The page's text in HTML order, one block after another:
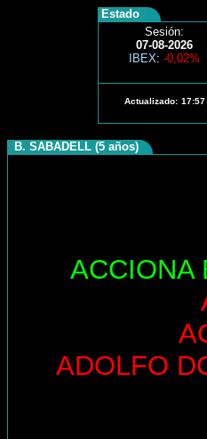
Estado
Sesión:
07-08-2026
IBEX: -0,02%
Actualizado: 17:57
B. SABADELL (5 años)
ACCIONA
ADOLFO